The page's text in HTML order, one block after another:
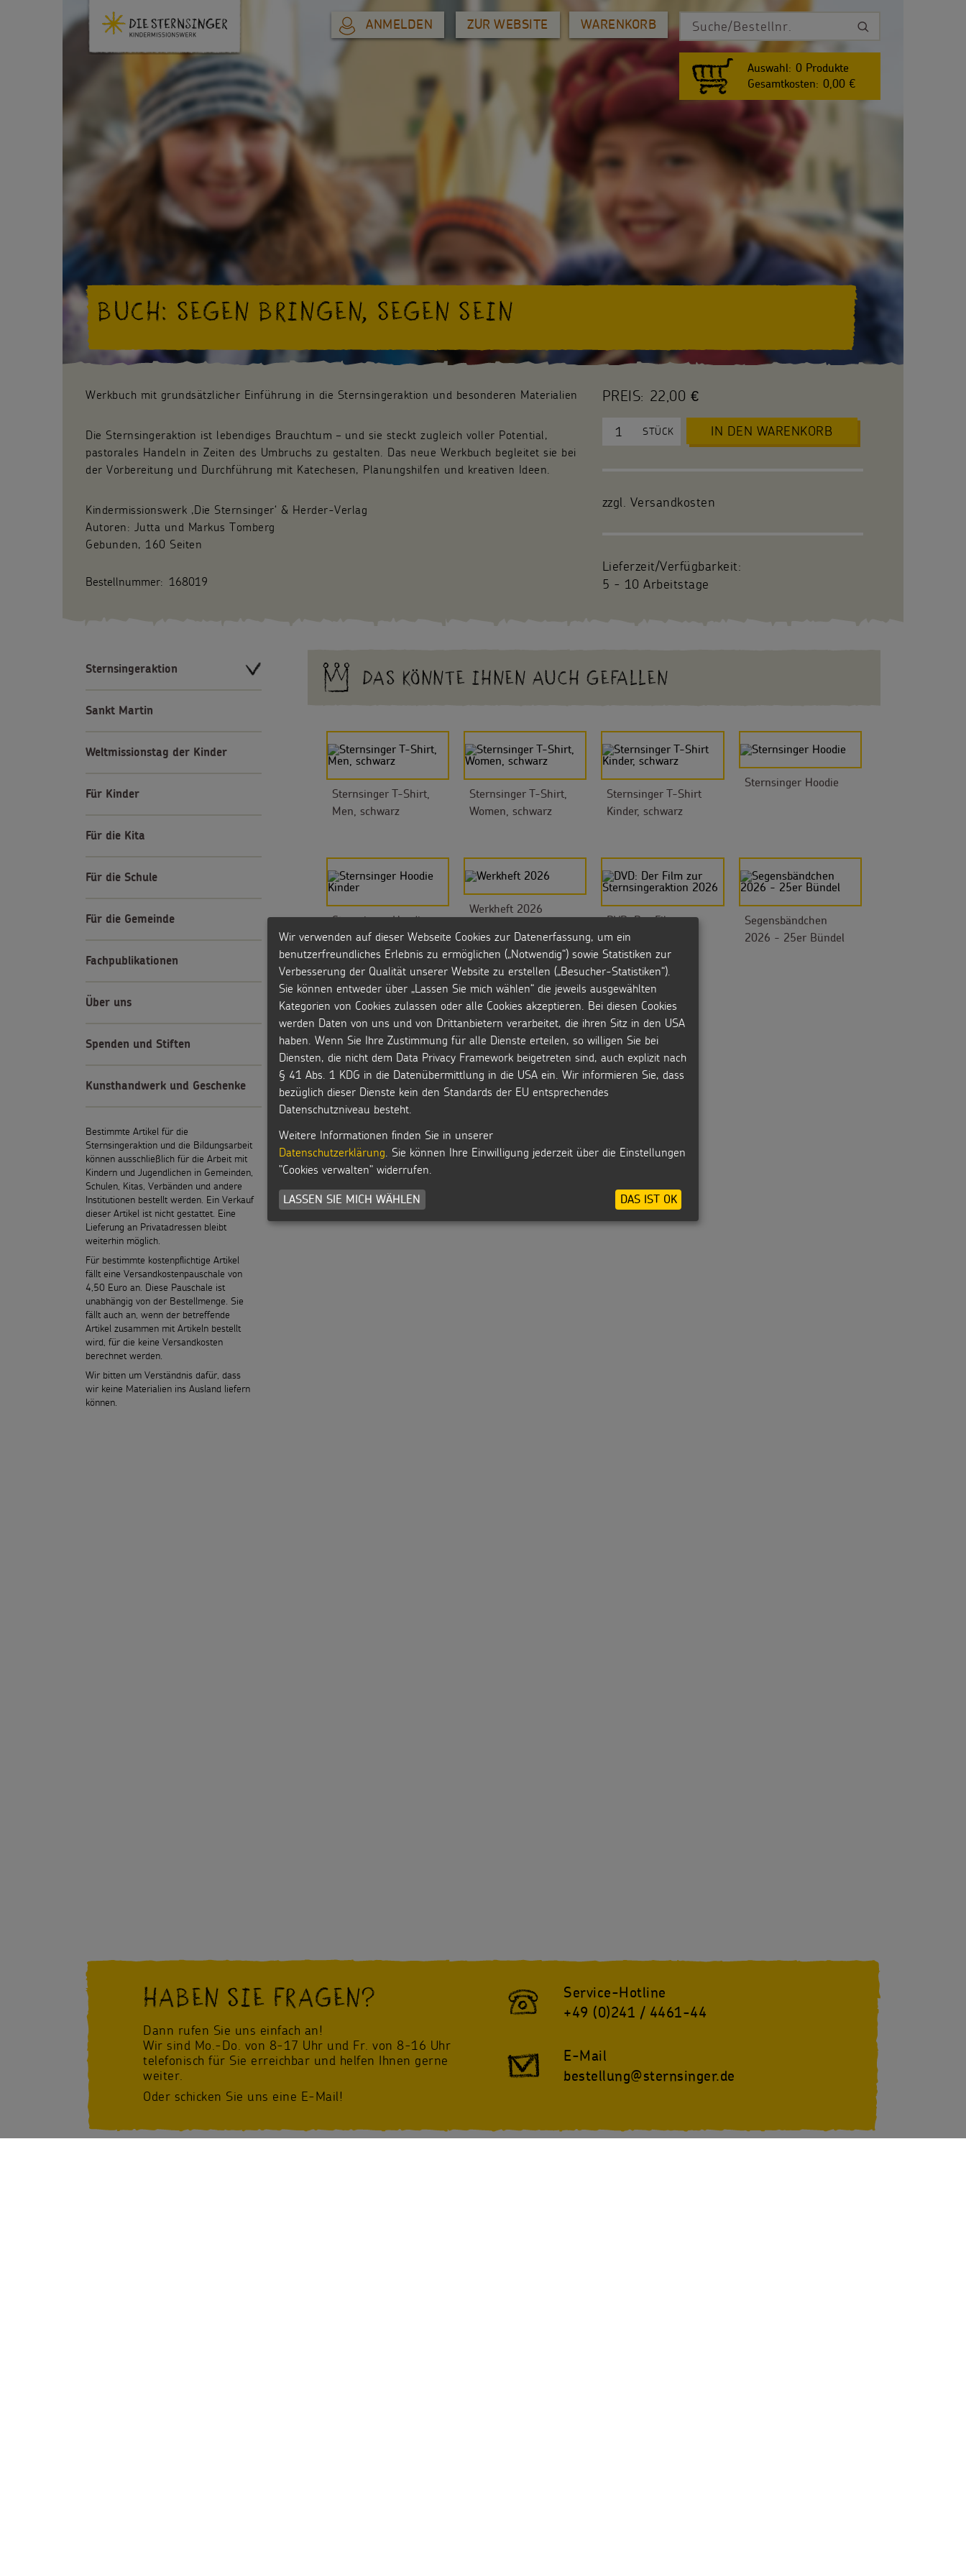
Auswahl: 0 Produkte
Gesamtkosten: 0,00 €
ZUR WEBSITE WARENKORB
ANMELDEN
BUCH: SEGEN BRINGEN, SEGEN SEIN
Werkbuch mit grundsätzlicher Einführung in die Sternsingeraktion und besonderen Materialien
Die Sternsingeraktion ist lebendiges Brauchtum – und sie steckt zugleich voller Potential,
pastorales Handeln in Zeiten des Umbruchs zu gestalten. Das neue Werkbuch begleitet sie bei
der Vorbereitung und Durchführung mit Katechesen, Planungshilfen und kreativen Ideen.
Kindermissionswerk ,Die Sternsinger‘ & Herder-Verlag
Autoren: Jutta und Markus Tomberg
Gebunden, 160 Seiten
Bestellnummer: 168019
PREIS: 22,00 €
STÜCK IN DEN WARENKORB
zzgl. Versandkosten
Lieferzeit/Verfügbarkeit:
5 - 10 Arbeitstage
Sternsingeraktion
Sankt Martin
Weltmissionstag der Kinder
Für Kinder
Für die Kita
Für die Schule
Für die Gemeinde
Fachpublikationen
Über uns
Spenden und Stiften
Kunsthandwerk und Geschenke
Bestimmte Artikel für die
Sternsingeraktion und die Bildungsarbeit
können ausschließlich für die Arbeit mit
Kindern und Jugendlichen in Gemeinden,
Schulen, Kitas, Verbänden und andere
Institutionen bestellt werden. Ein Verkauf
dieser Artikel ist nicht gestattet. Eine
Lieferung an Privatadressen bleibt
weiterhin möglich.
Für bestimmte kostenpflichtige Artikel
fällt eine Versandkostenpauschale von
4,50 Euro an. Diese Pauschale ist
unabhängig von der Bestellmenge. Sie
fällt auch an, wenn der betreffende
Artikel zusammen mit Artikeln bestellt
wird, für die keine Versandkosten
berechnet werden.
Wir bitten um Verständnis dafür, dass
wir keine Materialien ins Ausland liefern
können.
DAS KÖNNTE IHNEN AUCH GEFALLEN
Sternsinger T-Shirt,
Men, schwarz
Sternsinger T-Shirt,
Women, schwarz
Sternsinger T-Shirt
Kinder, schwarz
Sternsinger Hoodie
Sternsinger Hoodie
Kinder
Werkheft 2026
DVD: Der Film zur
Sternsingeraktion
2026
Segensbändchen
2026 - 25er Bündel
MEHR ANZEIGEN
HABEN SIE FRAGEN?
Dann rufen Sie uns einfach an!
Wir sind Mo.-Do. von 8-17 Uhr und Fr. von 8-16 Uhr
telefonisch für Sie erreichbar und helfen Ihnen gerne
weiter.
Oder schicken Sie uns eine E-Mail!
Service-Hotline
+49 (0)241 / 4461-44
E-Mail
bestellung@sternsinger.de
Wir verwenden auf dieser Webseite Cookies zur Datenerfassung, um ein
benutzerfreundliches Erlebnis zu ermöglichen („Notwendig“) sowie Statistiken zur
Verbesserung der Qualität unserer Website zu erstellen („Besucher-Statistiken“).
Sie können entweder über „Lassen Sie mich wählen“ die jeweils ausgewählten
Kategorien von Cookies zulassen oder alle Cookies akzeptieren. Bei diesen Cookies
werden Daten von uns und von Drittanbietern verarbeitet, die ihren Sitz in den USA
haben. Wenn Sie Ihre Zustimmung für alle Dienste erteilen, so willigen Sie bei
Diensten, die nicht dem Data Privacy Framework beigetreten sind, auch explizit nach
§ 41 Abs. 1 KDG in die Datenübermittlung in die USA ein. Wir informieren Sie, dass
bezüglich dieser Dienste kein den Standards der EU entsprechendes
Datenschutzniveau besteht.
Weitere Informationen finden Sie in unserer
Datenschutzerklärung . Sie können Ihre Einwilligung jederzeit über die Einstellungen
"Cookies verwalten" widerrufen.
LASSEN SIE MICH WÄHLEN DAS IST OK